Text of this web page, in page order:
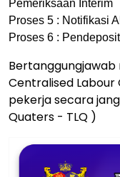
Pemeriksaan Interim
Proses 5 : Notifikasi
Proses 6 :
Centralised
pekerja secara
Quaters - TLQ )